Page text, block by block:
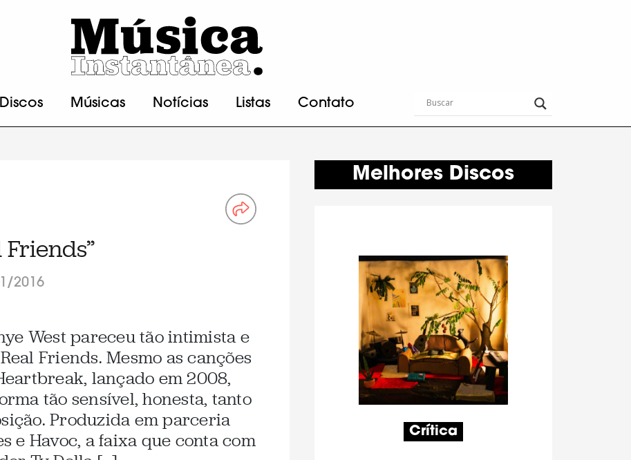
Músicas Notícias Listas Contato
Friends”
2016
West pareceu tão intimista e
Friends. Mesmo as canções
lançado em 2008,
tão sensível, honesta, tanto
Produzida em parceria
e Havoc, a faixa que conta com
Melhores Discos
Crítica